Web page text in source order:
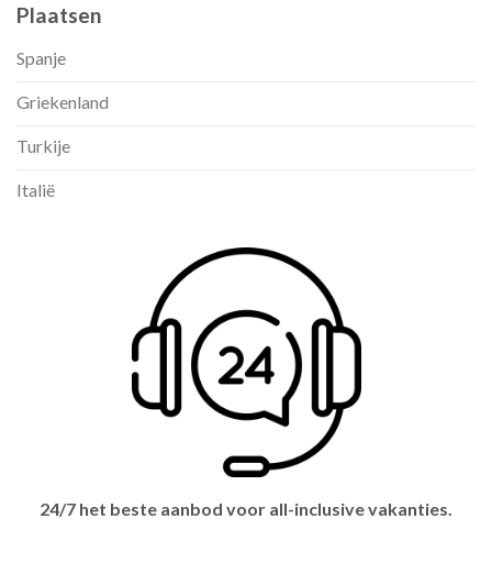
Plaatsen
Spanje
Griekenland
Turkije
Italië
24/7 het beste aanbod voor all-inclusive vakanties.